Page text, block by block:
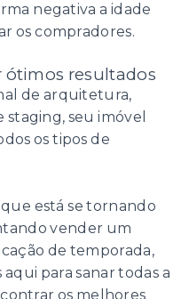
negativa a idade
os compradores.
ótimos resultados
de arquitetura,
seu imóvel
os tipos de
está se tornando
vender um
de temporada,
para sanar todas a
os melhores